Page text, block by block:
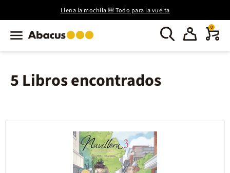
Llena la mochila 🎒 Todo para la vuelta
0
5 Libros encontrados